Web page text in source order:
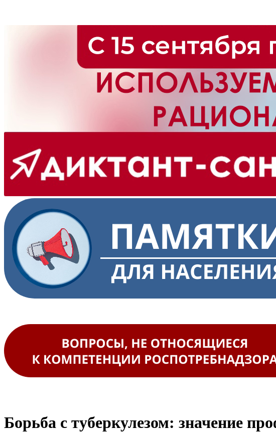
Борьба с туберкулезом: значение